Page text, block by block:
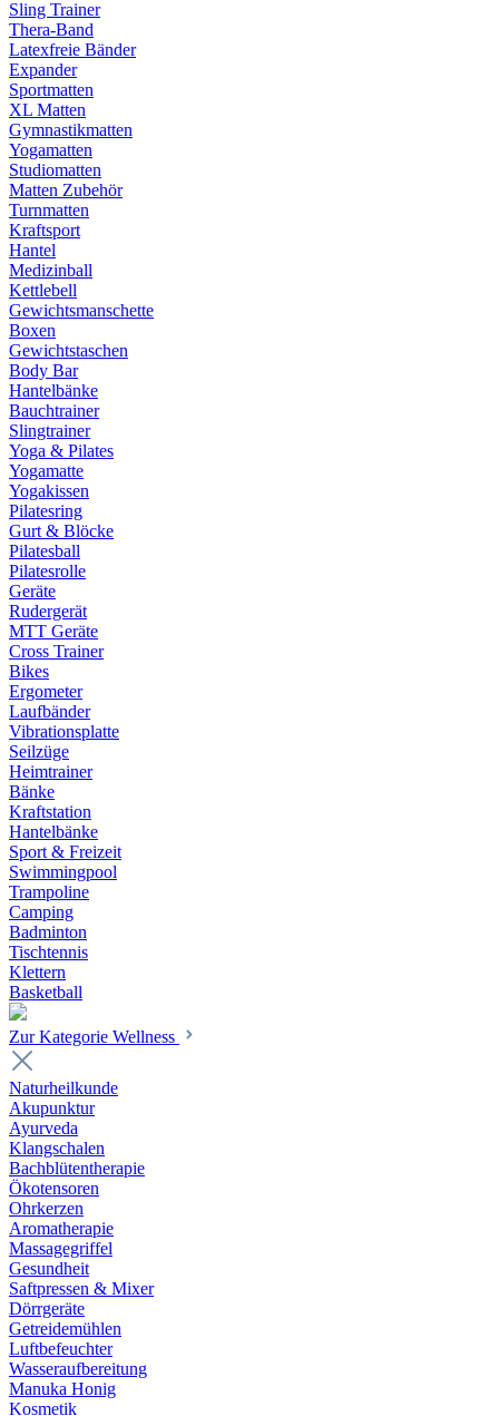
Sling Trainer
Thera-Band
Latexfreie Bänder
Expander
Sportmatten
XL Matten
Gymnastikmatten
Yogamatten
Studiomatten
Matten Zubehör
Turnmatten
Kraftsport
Hantel
Medizinball
Kettlebell
Gewichtsmanschette
Boxen
Gewichtstaschen
Body Bar
Hantelbänke
Bauchtrainer
Slingtrainer
Yoga & Pilates
Yogamatte
Yogakissen
Pilatesring
Gurt & Blöcke
Pilatesball
Pilatesrolle
Geräte
Rudergerät
MTT Geräte
Cross Trainer
Bikes
Ergometer
Laufbänder
Vibrationsplatte
Seilzüge
Heimtrainer
Bänke
Kraftstation
Hantelbänke
Sport & Freizeit
Swimmingpool
Trampoline
Camping
Badminton
Tischtennis
Klettern
Basketball
Zur Kategorie Wellness
Naturheilkunde
Akupunktur
Ayurveda
Klangschalen
Bachblütentherapie
Ökotensoren
Ohrkerzen
Aromatherapie
Massagegriffel
Gesundheit
Saftpressen & Mixer
Dörrgeräte
Getreidemühlen
Luftbefeuchter
Wasseraufbereitung
Manuka Honig
Kosmetik